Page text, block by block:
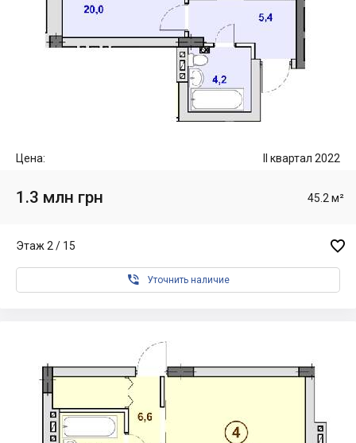
Цена: II квартал 2022
1.3 млн грн 45.2 м²
Этаж 2 / 15 
 Уточнить наличие